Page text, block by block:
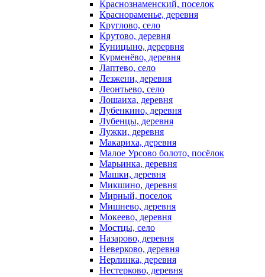
Краснознаменский, поселок
Краснораменье, деревня
Круглово, село
Крутово, деревня
Куницыно, дерервня
Курменёво, деревня
Лаптево, село
Лезжени, деревня
Леонтьево, село
Лошаиха, деревня
Лубенкино, деревня
Лубенцы, деревня
Лужки, деревня
Макариха, деревня
Малое Урсово болото, посёлок
Марьинка, деревня
Машки, деревня
Микшино, деревня
Мирный, поселок
Мишнево, деревня
Мокеево, деревня
Мостцы, село
Назарово, деревня
Неверково, деревня
Нерлинка, деревня
Нестерково, деревня